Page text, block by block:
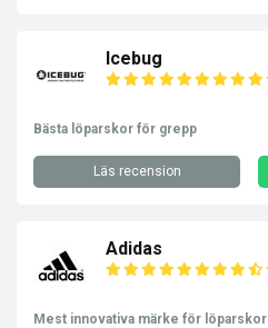
Icebug
Bästa löparskor för grepp
Läs recension
Adidas
Mest innovativa märke för löparskor